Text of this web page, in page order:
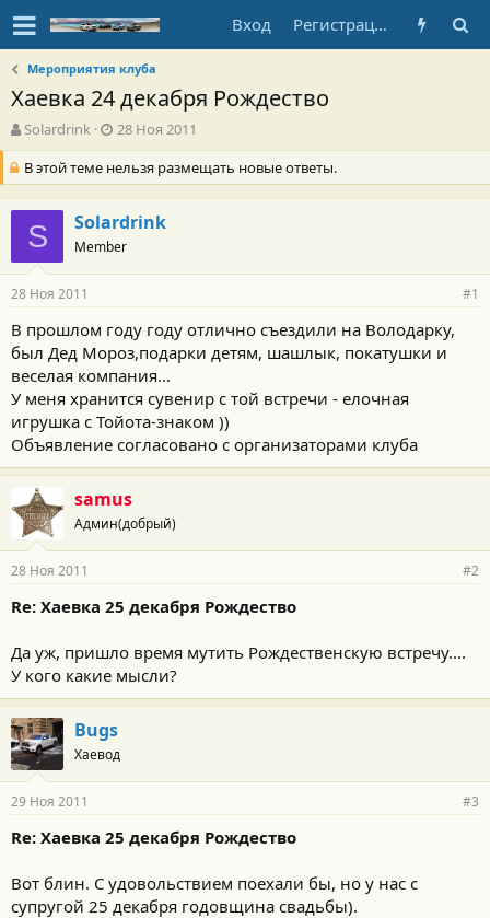
Вход Регистрация
Мероприятия клуба
Хаевка 24 декабря Рождество
А
в
т
о
р
т
е
м
ы
Solardrink
Д
а
т
а
а
ч
а
28 Ноя 2011
В этой теме нельзя размещать новые ответы.
S Solardrink
Member
28 Ноя 2011 #1
В прошлом году году отлично съездили на Володарку,
был Дед Мороз,подарки детям, шашлык, покатушки и
веселая компания...
У меня хранится сувенир с той встречи - елочная
игрушка с Тойота-знаком ))
Объявление согласовано с организаторами клуба
samus
Админ(добрый)
28 Ноя 2011 #2
Re: Хаевка 25 декабря Рождество
Да уж, пришло время мутить Рождественскую встречу....
У кого какие мысли?
Bugs
Хаевод
29 Ноя 2011 #3
Re: Хаевка 25 декабря Рождество
Вот блин. С удовольствием поехали бы, но у нас с
супругой 25 декабря годовщина свадьбы).